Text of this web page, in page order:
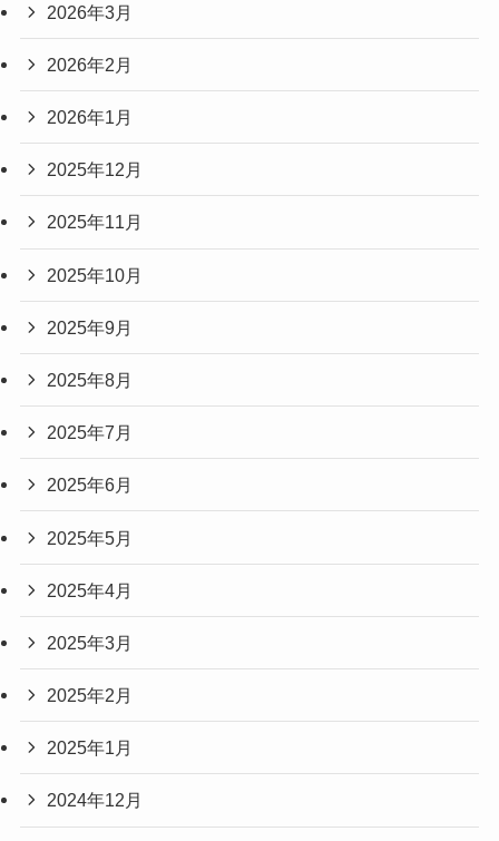
2026年3月
2026年2月
2026年1月
2025年12月
2025年11月
2025年10月
2025年9月
2025年8月
2025年7月
2025年6月
2025年5月
2025年4月
2025年3月
2025年2月
2025年1月
2024年12月